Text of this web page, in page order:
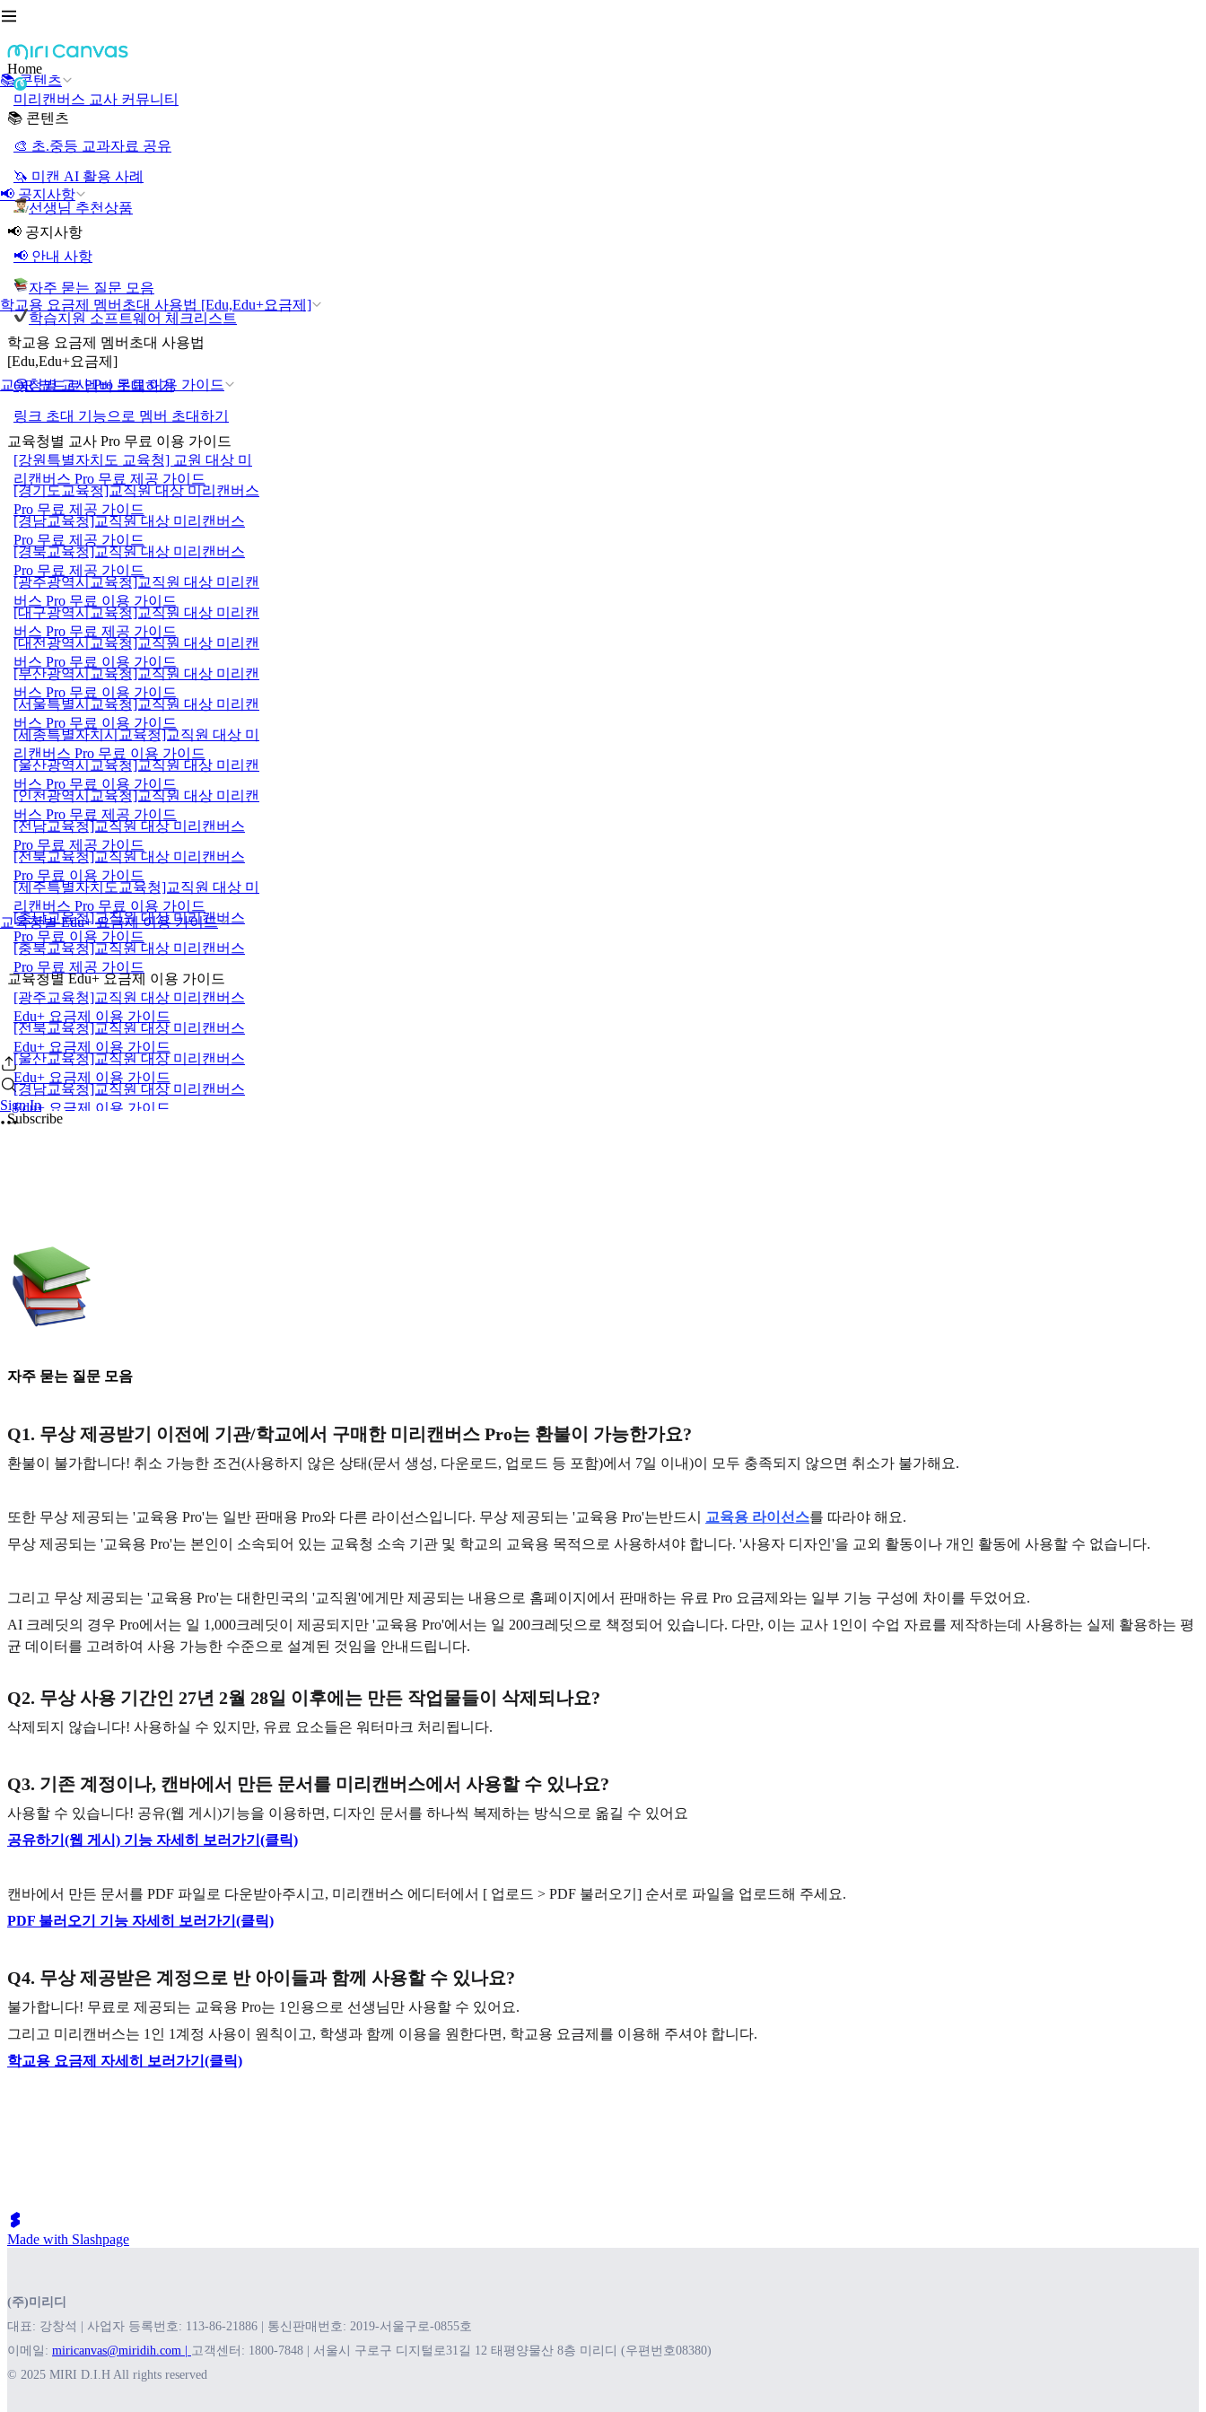
📚 콘텐츠
📢 공지사항
학교용 요금제 멤버초대 사용법 [Edu,Edu+요금제]
교육청별 교사 Pro 무료 이용 가이드
교육청별 Edu+ 요금제 이용 가이드
Sign In
Home
미리캔버스 교사 커뮤니티
📚 콘텐츠
🎨 초.중등 교과자료 공유
🦄 미캔 AI 활용 사례
선생님 추천상품
📢 공지사항
📢 안내 사항
자주 묻는 질문 모음
학습지원 소프트웨어 체크리스트
학교용 요금제 멤버초대 사용법
[Edu,Edu+요금제]
QR 코드로 멤버 초대하기
링크 초대 기능으로 멤버 초대하기
교육청별 교사 Pro 무료 이용 가이드
[강원특별자치도 교육청] 교원 대상 미
리캔버스 Pro 무료 제공 가이드
[경기도교육청]교직원 대상 미리캔버스
Pro 무료 제공 가이드
[경남교육청]교직원 대상 미리캔버스
Pro 무료 제공 가이드
[경북교육청]교직원 대상 미리캔버스
Pro 무료 제공 가이드
[광주광역시교육청]교직원 대상 미리캔
버스 Pro 무료 이용 가이드
[대구광역시교육청]교직원 대상 미리캔
버스 Pro 무료 제공 가이드
[대전광역시교육청]교직원 대상 미리캔
버스 Pro 무료 이용 가이드
[부산광역시교육청]교직원 대상 미리캔
버스 Pro 무료 이용 가이드
[서울특별시교육청]교직원 대상 미리캔
버스 Pro 무료 이용 가이드
[세종특별자치시교육청]교직원 대상 미
리캔버스 Pro 무료 이용 가이드
[울산광역시교육청]교직원 대상 미리캔
버스 Pro 무료 이용 가이드
[인천광역시교육청]교직원 대상 미리캔
버스 Pro 무료 제공 가이드
[전남교육청]교직원 대상 미리캔버스
Pro 무료 제공 가이드
[전북교육청]교직원 대상 미리캔버스
Pro 무료 이용 가이드
[제주특별자치도교육청]교직원 대상 미
리캔버스 Pro 무료 이용 가이드
[충남교육청]교직원 대상 미리캔버스
Pro 무료 이용 가이드
[충북교육청]교직원 대상 미리캔버스
Pro 무료 제공 가이드
교육청별 Edu+ 요금제 이용 가이드
[광주교육청]교직원 대상 미리캔버스
Edu+ 요금제 이용 가이드
[전북교육청]교직원 대상 미리캔버스
Edu+ 요금제 이용 가이드
[울산교육청]교직원 대상 미리캔버스
Edu+ 요금제 이용 가이드
[경남교육청]교직원 대상 미리캔버스
Edu+ 요금제 이용 가이드
Subscribe
자주 묻는 질문 모음
Q1. 무상 제공받기 이전에 기관/학교에서 구매한 미리캔버스 Pro는 환불이 가능한가요?
환불이 불가합니다! 취소 가능한 조건(사용하지 않은 상태(문서 생성, 다운로드, 업로드 등 포함)에서 7일 이내)이 모두 충족되지 않으면 취소가 불가해요.
또한 무상 제공되는 '교육용 Pro'는 일반 판매용 Pro와 다른 라이선스입니다. 무상 제공되는 '교육용 Pro'는반드시 교육용 라이선스를 따라야 해요.
무상 제공되는 '교육용 Pro'는 본인이 소속되어 있는 교육청 소속 기관 및 학교의 교육용 목적으로 사용하셔야 합니다. '사용자 디자인'을 교외 활동이나 개인 활동에 사용할 수 없습니다.
그리고 무상 제공되는 '교육용 Pro'는 대한민국의 '교직원'에게만 제공되는 내용으로 홈페이지에서 판매하는 유료 Pro 요금제와는 일부 기능 구성에 차이를 두었어요.
AI 크레딧의 경우 Pro에서는 일 1,000크레딧이 제공되지만 '교육용 Pro'에서는 일 200크레딧으로 책정되어 있습니다. 다만, 이는 교사 1인이 수업 자료를 제작하는데 사용하는 실제 활용하는 평
균 데이터를 고려하여 사용 가능한 수준으로 설계된 것임을 안내드립니다.
Q2. 무상 사용 기간인 27년 2월 28일 이후에는 만든 작업물들이 삭제되나요?
삭제되지 않습니다! 사용하실 수 있지만, 유료 요소들은 워터마크 처리됩니다.
Q3. 기존 계정이나, 캔바에서 만든 문서를 미리캔버스에서 사용할 수 있나요?
사용할 수 있습니다! 공유(웹 게시)기능을 이용하면, 디자인 문서를 하나씩 복제하는 방식으로 옮길 수 있어요
공유하기(웹 게시) 기능 자세히 보러가기(클릭)
캔바에서 만든 문서를 PDF 파일로 다운받아주시고, 미리캔버스 에디터에서 [ 업로드 > PDF 불러오기] 순서로 파일을 업로드해 주세요.
PDF 불러오기 기능 자세히 보러가기(클릭)
Q4. 무상 제공받은 계정으로 반 아이들과 함께 사용할 수 있나요?
불가합니다! 무료로 제공되는 교육용 Pro는 1인용으로 선생님만 사용할 수 있어요.
그리고 미리캔버스는 1인 1계정 사용이 원칙이고, 학생과 함께 이용을 원한다면, 학교용 요금제를 이용해 주셔야 합니다.
학교용 요금제 자세히 보러가기(클릭)
Made with Slashpage
(주)미리디
대표: 강창석 | 사업자 등록번호: 113-86-21886 | 통신판매번호: 2019-서울구로-0855호
이메일: miricanvas@miridih.com | 고객센터: 1800-7848 | 서울시 구로구 디지털로31길 12 태평양물산 8층 미리디 (우편번호08380)
© 2025 MIRI D.I.H All rights reserved